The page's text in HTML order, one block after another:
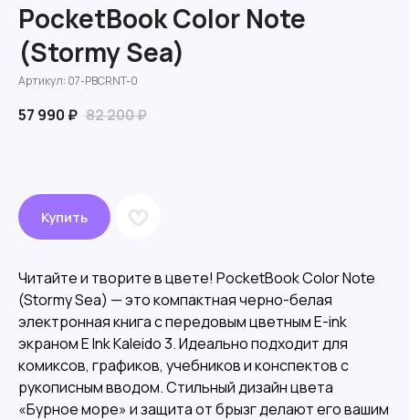
PocketBook Color Note
(Stormy Sea)
Артикул: 07-PBCRNT-0
57 990 ₽ 82 200₽
Купить
Читайте и творите в цвете! PocketBook Color Note
(Stormy Sea) — это компактная черно-белая
электронная книга с передовым цветным E-ink
экраном E Ink Kaleido 3. Идеально подходит для
комиксов, графиков, учебников и конспектов с
рукописным вводом. Стильный дизайн цвета
«Бурное море» и защита от брызг делают его вашим